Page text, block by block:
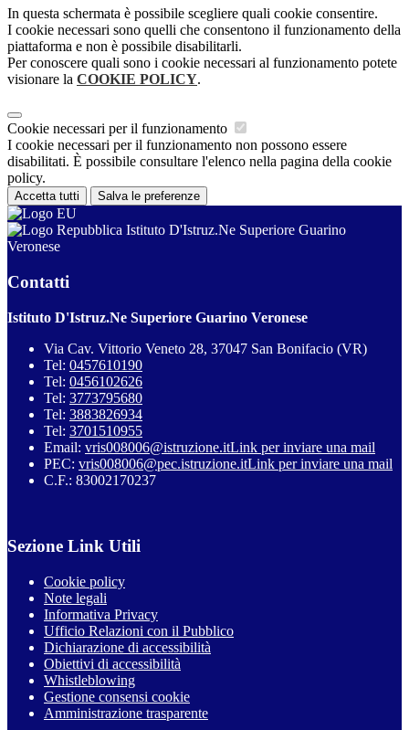
In questa schermata è possibile scegliere quali cookie consentire.
I cookie necessari sono quelli che consentono il funzionamento della
piattaforma e non è possibile disabilitarli.
Per conoscere quali sono i cookie necessari al funzionamento potete
visionare la COOKIE POLICY.
Cookie necessari per il funzionamento
I cookie necessari per il funzionamento non possono essere
disabilitati. È possibile consultare l'elenco nella pagina della cookie
policy.
Accetta tutti Salva le preferenze
Istituto D'Istruz.Ne Superiore Guarino
Veronese
Contatti
Istituto D'Istruz.Ne Superiore Guarino Veronese
Via Cav. Vittorio Veneto 28, 37047 San Bonifacio (VR)
Tel: 0457610190
Tel: 0456102626
Tel: 3773795680
Tel: 3883826934
Tel: 3701510955
Email: vris008006@istruzione.itLink per inviare una mail
PEC: vris008006@pec.istruzione.itLink per inviare una mail
C.F.: 83002170237
Sezione Link Utili
Cookie policy
Note legali
Informativa Privacy
Ufficio Relazioni con il Pubblico
Dichiarazione di accessibilità
Obiettivi di accessibilità
Whistleblowing
Gestione consensi cookie
Amministrazione trasparente